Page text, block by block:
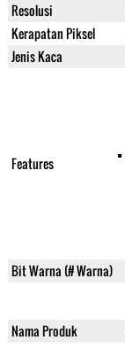
Resolusi
Kerapatan Piksel
Jenis Kaca
Features
Bit Warna (# Warna)
Nama Produk